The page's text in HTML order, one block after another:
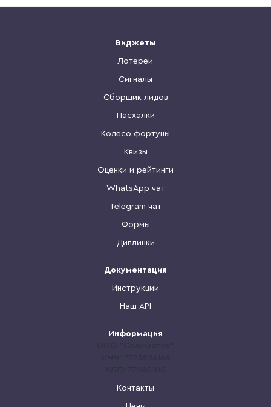
Виджеты
Лотереи
Сигналы
Сборщик лидов
Пасхалки
Колесо фортуны
Квизы
Оценки и рейтинги
WhatsApp чат
Telegram чат
Формы
Диплинки
Документация
Инструкции
Наш API
Информация
ООО "Солвинтек"
ИНН: 7725806168
КПП: 77080100
Контакты